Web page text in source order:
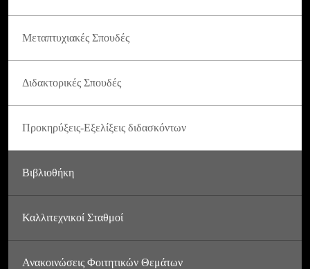
Μεταπτυχιακές Σπουδές
Διδακτορικές Σπουδές
Προκηρύξεις-Εξελίξεις διδασκόντων
Βιβλιοθήκη
Καλλιτεχνικοί Σταθμοί
Ανακοινώσεις Φοιτητικών Θεμάτων